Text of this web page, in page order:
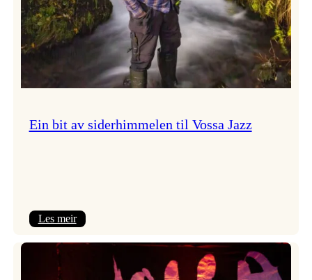
Ein bit av siderhimmelen til Vossa Jazz
Les meir: